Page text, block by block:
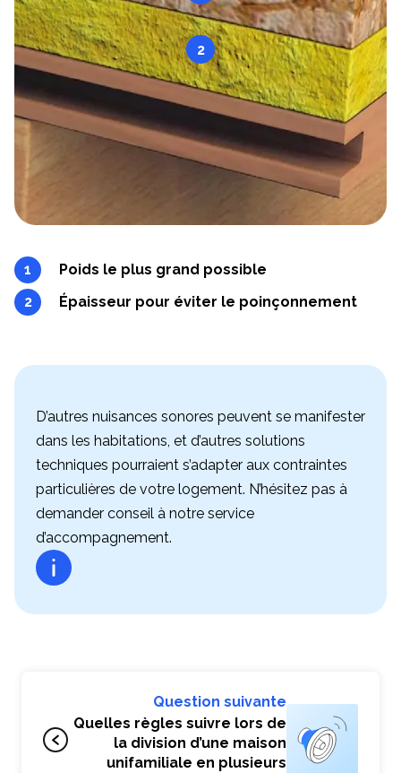
2
Poids le plus grand possible
Épaisseur pour éviter le poinçonnement
D’autres nuisances sonores peuvent se manifester
dans les habitations, et d’autres solutions
techniques pourraient s’adapter aux contraintes
particulières de votre logement. N’hésitez pas à
demander conseil à notre service
d’accompagnement.
Question suivante
Quelles règles suivre lors de
la division d’une maison
unifamiliale en plusieurs